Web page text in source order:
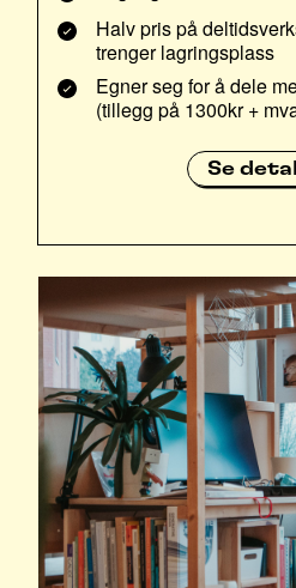
Halv pris på
trenger lagringsplass
Egner seg for å dele
(tillegg på 1300kr +
Se